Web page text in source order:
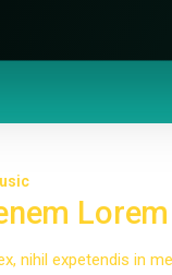
nihil expetendis in